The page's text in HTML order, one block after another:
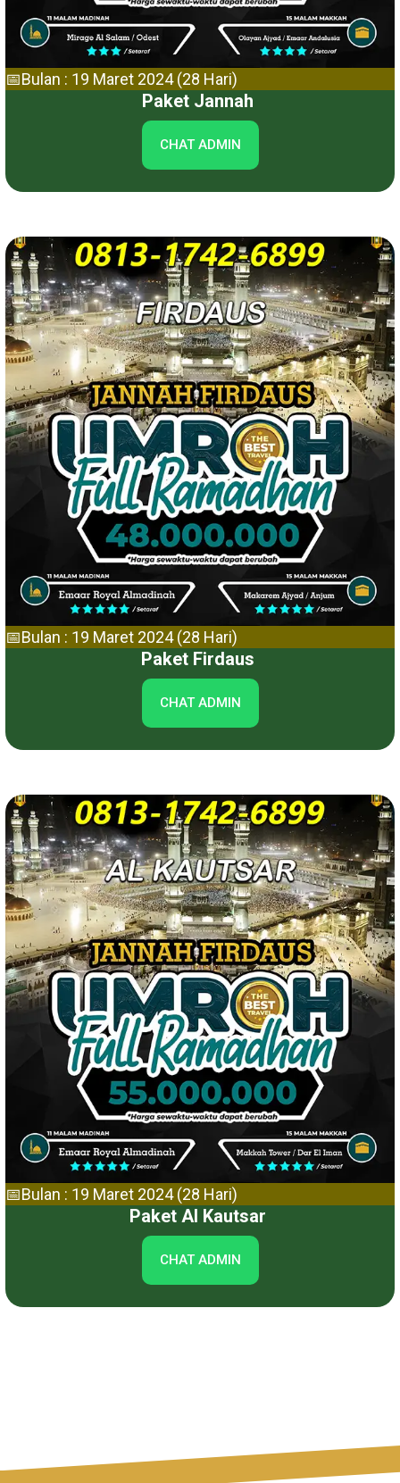
📅Bulan : 19 Maret 2024 (28 Hari)
Paket Jannah
CHAT ADMIN
📅Bulan : 19 Maret 2024 (28 Hari)
Paket Firdaus
CHAT ADMIN
📅Bulan : 19 Maret 2024 (28 Hari)
Paket Al Kautsar
CHAT ADMIN